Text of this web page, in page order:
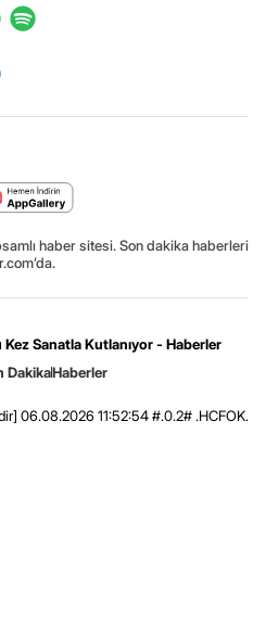
haber sitesi. Son dakika haberleri
Sanatla Kutlanıyor - Haberler
DakikaHaberler
06.08.2026 11:52:54 #.0.2# .HCFOK.